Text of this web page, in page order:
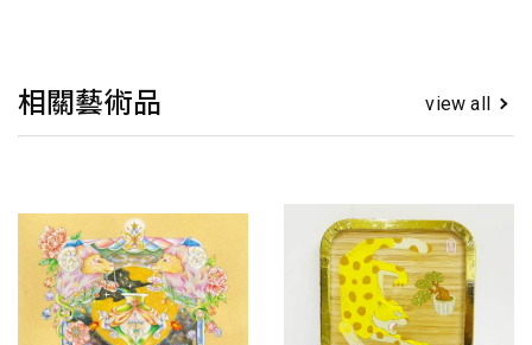
相關藝術品 view all